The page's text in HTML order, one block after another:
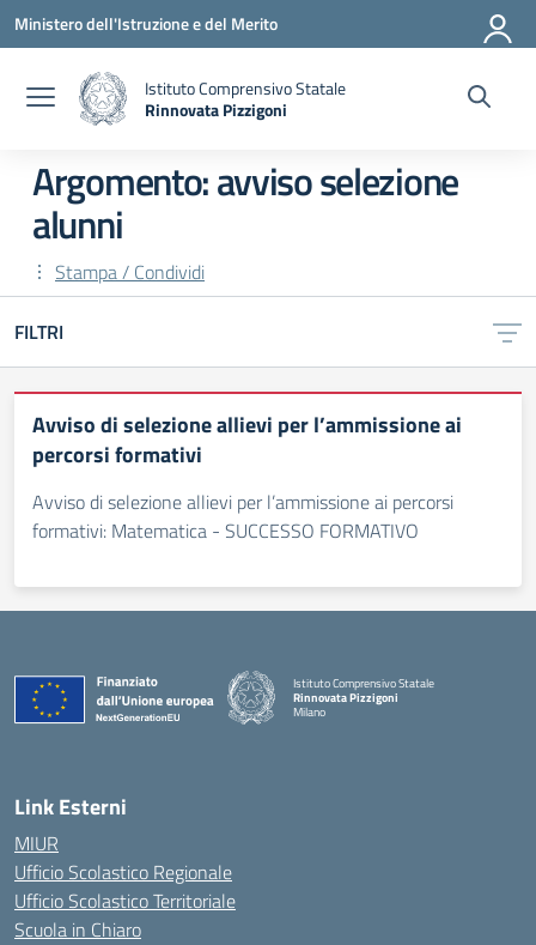
Vai ai contenuti
Vai al menu di navigazione
Vai al footer
Ministero dell'Istruzione e del Merito
Istituto Comprensivo Statale
Rinnovata Pizzigoni
Argomento: avviso selezione
alunni
Stampa / Condividi
FILTRI
Avviso di selezione allievi per l’ammissione ai
percorsi formativi
Avviso di selezione allievi per l’ammissione ai percorsi
formativi: Matematica - SUCCESSO FORMATIVO
Istituto Comprensivo Statale
Rinnovata Pizzigoni
Milano
Link Esterni
MIUR
Ufficio Scolastico Regionale
Ufficio Scolastico Territoriale
Scuola in Chiaro